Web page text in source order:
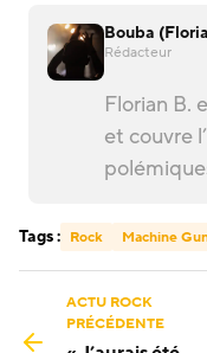
Bouba
Rédacteur
Florian B.
et couvre
Tags : Rock Machine
ACTU ROCK
PRÉCÉDENTE